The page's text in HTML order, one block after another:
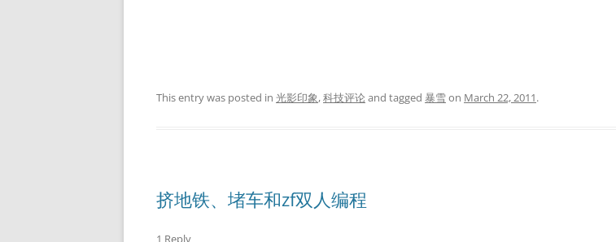
This entry was posted in 光影印象,科技评论and tagged 暴雪on March 22, 2011.
挤地铁、堵车和zf双人编程
1 Reply